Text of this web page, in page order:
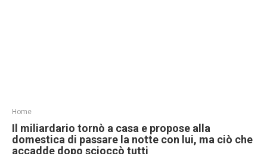
Home
Il miliardario tornò a casa e propose alla
domestica di passare la notte con lui, ma ciò che
accadde dopo scioccò tutti